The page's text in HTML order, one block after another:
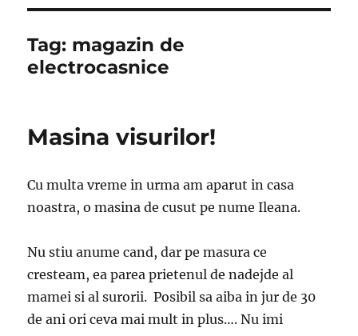
Tag: magazin de
electrocasnice
Masina visurilor!
Cu multa vreme in urma am aparut in casa
noastra, o masina de cusut pe nume Ileana.
Nu stiu anume cand, dar pe masura ce
cresteam, ea parea prietenul de nadejde al
mamei si al surorii. Posibil sa aiba in jur de 30
de ani ori ceva mai mult in plus…. Nu imi